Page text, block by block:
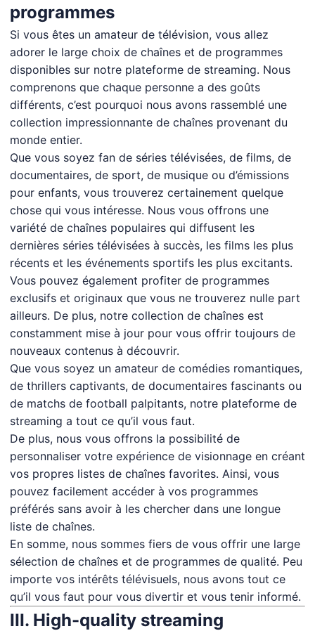
programmes
Si vous êtes un amateur de télévision, vous allez
adorer le large choix de chaînes et de programmes
disponibles sur notre plateforme de streaming. Nous
comprenons que chaque personne a des goûts
différents, c’est pourquoi nous avons rassemblé une
collection impressionnante de chaînes provenant du
monde entier.
Que vous soyez fan de séries télévisées, de films, de
documentaires, de sport, de musique ou d’émissions
pour enfants, vous trouverez certainement quelque
chose qui vous intéresse. Nous vous offrons une
variété de chaînes populaires qui diffusent les
dernières séries télévisées à succès, les films les plus
récents et les événements sportifs les plus excitants.
Vous pouvez également profiter de programmes
exclusifs et originaux que vous ne trouverez nulle part
ailleurs. De plus, notre collection de chaînes est
constamment mise à jour pour vous offrir toujours de
nouveaux contenus à découvrir.
Que vous soyez un amateur de comédies romantiques,
de thrillers captivants, de documentaires fascinants ou
de matchs de football palpitants, notre plateforme de
streaming a tout ce qu’il vous faut.
De plus, nous vous offrons la possibilité de
personnaliser votre expérience de visionnage en créant
vos propres listes de chaînes favorites. Ainsi, vous
pouvez facilement accéder à vos programmes
préférés sans avoir à les chercher dans une longue
liste de chaînes.
En somme, nous sommes fiers de vous offrir une large
sélection de chaînes et de programmes de qualité. Peu
importe vos intérêts télévisuels, nous avons tout ce
qu’il vous faut pour vous divertir et vous tenir informé.
III. High-quality streaming